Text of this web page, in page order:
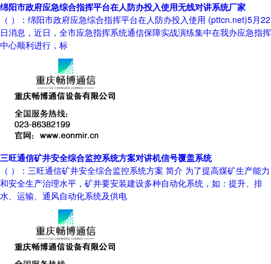
绵阳市政府应急综合指挥平台在人防办投入使用无线对讲系统厂家
（ ）：绵阳市政府应急综合指挥平台在人防办投入使用 (pttcn.net)5月22
日消息，近日，全市应急指挥系统通信保障实战演练集中在我办应急指挥
中心顺利进行，标
三旺通信矿井安全综合监控系统方案对讲机信号覆盖系统
（ ）：三旺通信矿井安全综合监控系统方案 简介 为了提高煤矿生产能力
和安全生产治理水平，矿井要安装建设多种自动化系统，如：提升、排
水、运输、通风自动化系统及供电